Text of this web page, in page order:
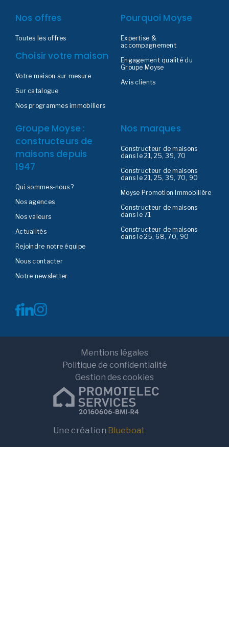
Nos offres
Toutes les offres
Choisir votre maison
Votre maison sur mesure
Sur catalogue
Nos programmes immobiliers
Pourquoi Moyse
Expertise &
accompagnement
Engagement qualité du
Groupe Moyse
Avis clients
Groupe Moyse :
constructeurs de
maisons depuis
1947
Qui sommes-nous ?
Nos agences
Nos valeurs
Actualités
Rejoindre notre équipe
Nous contacter
Notre newsletter
Nos marques
Constructeur de maisons
dans le 21, 25, 39, 70
Constructeur de maisons
dans le 21, 25, 39, 70, 90
Moyse Promotion Immobilière
Constructeur de maisons
dans le 71
Constructeur de maisons
dans le 25, 68, 70, 90
Mentions légales
Politique de confidentialité
Gestion des cookies
Une création Blueboat